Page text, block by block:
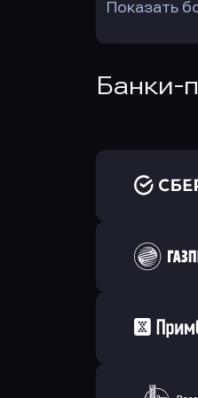
Показать
Банки-
в
в